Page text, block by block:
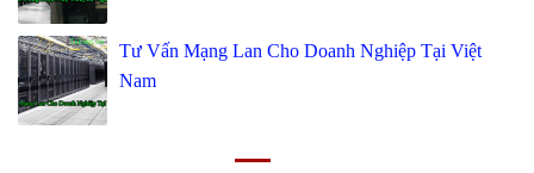
Tư Vấn Mạng Lan Cho Doanh Nghiệp Tại Việt
Nam